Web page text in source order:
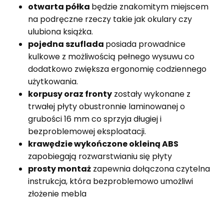
otwarta półka będzie znakomitym miejscem
na podręczne rzeczy takie jak okulary czy
ulubiona książka.
pojedna szuflada posiada prowadnice
kulkowe z możliwością pełnego wysuwu co
dodatkowo zwiększa ergonomię codziennego
użytkowania.
korpusy oraz fronty zostały wykonane z
trwałej płyty obustronnie laminowanej o
grubości 16 mm co sprzyja długiej i
bezproblemowej eksploatacji.
krawędzie wykończone okleiną ABS
zapobiegają rozwarstwianiu się płyty
prosty montaż zapewnia dołączona czytelna
instrukcja, która bezproblemowo umożliwi
złożenie mebla